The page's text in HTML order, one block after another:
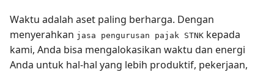
Waktu adalah aset paling berharga. Dengan
menyerahkan jasa pengurusan pajak STNK kepada
kami, Anda bisa mengalokasikan waktu dan energi
Anda untuk hal-hal yang lebih produktif, pekerjaan,